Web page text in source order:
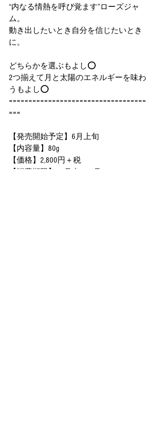
“内なる情熱を呼び覚ます”ローズジャ
ム。
動き出したいとき自分を信じたいとき
に。
どちらかを選ぶもよし⭕️
2つ揃えて月と太陽のエネルギーを味わ
うもよし⭕️
===================================
===
【発売開始予定】6月上旬
【内容量】80g
【価格】2,800円＋税
【消費期限】12月末(6ヶ月)